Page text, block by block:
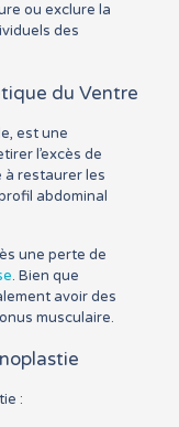
ou exclure la
des
du Ventre
est une
l’excès de
à restaurer les
abdominal
une perte de
. Bien que
avoir des
musculaire.
: